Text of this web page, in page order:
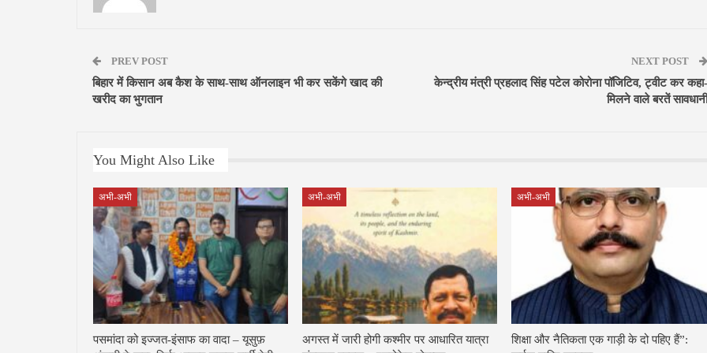
PREV POST
बिहार में किसान अब कैश के साथ-साथ ऑनलाइन भी कर सकेंगे खाद की
खरीद का भुगतान
NEXT POST
केन्द्रीय मंत्री प्रहलाद सिंह पटेल कोरोना पॉजिटिव, ट्वीट कर कहा-
मिलने वाले बरतें सावधानी
You Might Also Like
अभी-अभी
पसमांदा को इज्जत-इंसाफ का वादा – यूसुफ़
अभी-अभी
अगस्त में जारी होगी कश्मीर पर आधारित यात्रा
अभी-अभी
शिक्षा और नैतिकता एक गाड़ी के दो पहिए हैं”: